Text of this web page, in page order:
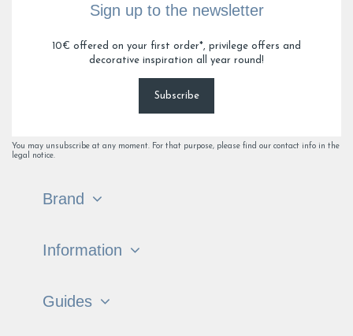
Sign up to the newsletter
10€ offered on your first order*, privilege offers and
decorative inspiration all year round!
Subscribe
You may unsubscribe at any moment. For that purpose, please find our contact info in the
legal notice.
Brand
Information
Guides